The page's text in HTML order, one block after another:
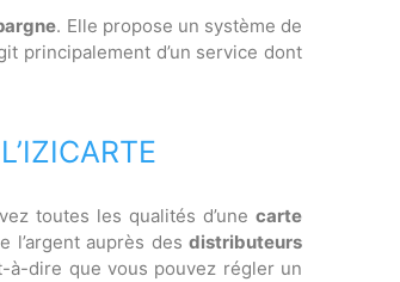
. Elle propose un système de
principalement d’un service dont
toutes les qualités d’une carte
l’argent auprès desdistributeurs
à-dire que vous pouvez régler un